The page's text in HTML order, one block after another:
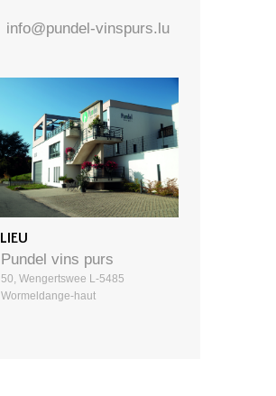
info@pundel-vinspurs.lu
LIEU
Pundel vins purs
50, Wengertswee L-5485
Wormeldange-haut